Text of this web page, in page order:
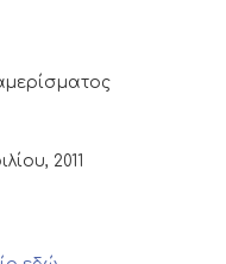
2011